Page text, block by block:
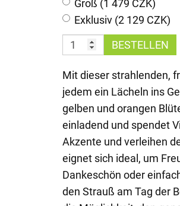
Groß (1 479 CZK)
Exklusiv (2 129 CZK)
BESTELLEN
Mit dieser strahlenden,
jedem ein Lächeln ins
gelben und orangen
einladend und spendet
Akzente und verleihen
eignet sich ideal, um
Dankeschön oder
den Strauß am Tag der